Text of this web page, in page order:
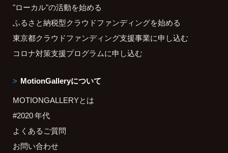
"ローカル"の活動を始める
ふるさと納税型クラウドファンディングを始める
東京都クラウドファンディング支援事業に申し込む
コロナ対策支援プログラムに申し込む
MotionGalleryについて
MOTIONGALLERYとは
#2020 年代
よくあるご質問
お問い合わせ